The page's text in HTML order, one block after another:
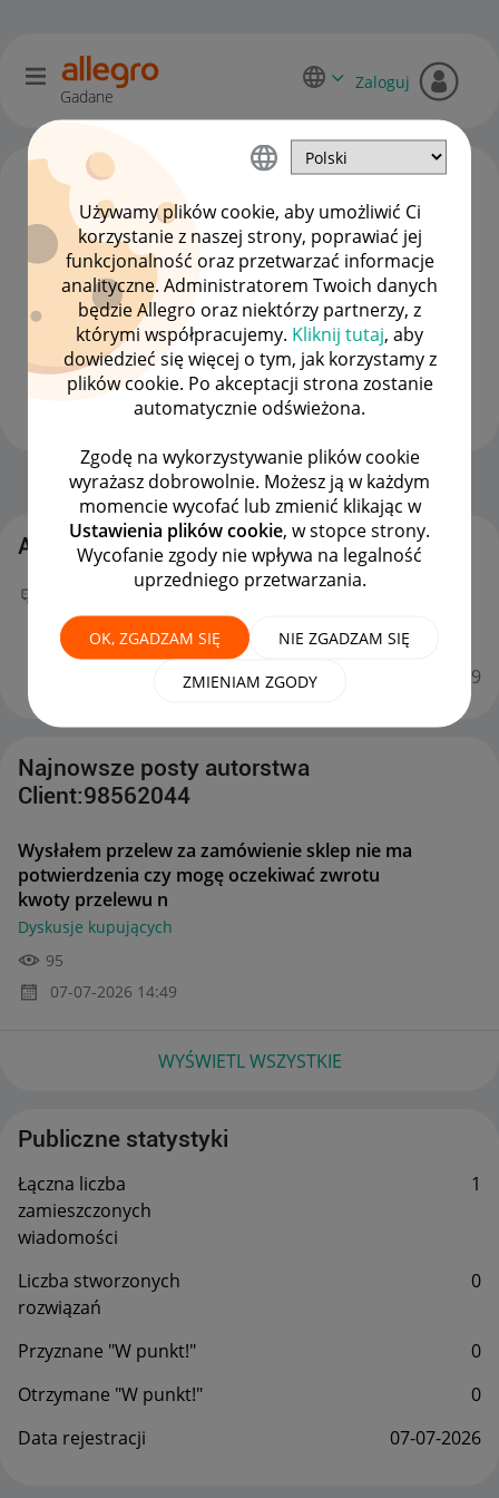
Używamy plików cookie, aby umożliwić Ci
korzystanie z naszej strony, poprawiać jej
funkcjonalność oraz przetwarzać informacje
analityczne. Administratorem Twoich danych
będzie Allegro oraz niektórzy partnerzy, z
którymi współpracujemy. Kliknij tutaj, aby
dowiedzieć się więcej o tym, jak korzystamy z
plików cookie. Po akceptacji strona zostanie
automatycznie odświeżona.
Zgodę na wykorzystywanie plików cookie
wyrażasz dobrowolnie. Możesz ją w każdym
momencie wycofać lub zmienić klikając w
Ustawienia plików cookie, w stopce strony.
Wycofanie zgody nie wpływa na legalność
uprzedniego przetwarzania.
OK, ZGADZAM SIĘ NIE ZGADZAM SIĘ
ZMIENIAM ZGODY
Gadane
Zaloguj
Client:98562044
#1 Nowicjusz
Strona Główna OPCJE
Aktywność Client:98562044
Twój nowy wpis
Wysłałem przelew za zamówienie
sklep nie ma potwierdzenia czy mogę oczekiwać
zwrotu kwoty przelewu n
na forumDyskusje
można już podziwiać :) 14:49
Najnowsze posty autorstwa
Client:98562044
Wysłałem przelew za zamówienie sklep nie ma
potwierdzenia czy mogę oczekiwać zwrotu
kwoty przelewu n
Dyskusje kupujących
95
‎07-07-2026 14:49
WYŚWIETL WSZYSTKIE
Publiczne statystyki
Łączna liczba
zamieszczonych
wiadomości
1
Liczba stworzonych
rozwiązań
0
Przyznane "W punkt!"
0
Otrzymane "W punkt!"
0
Data rejestracji
‎07-07-2026